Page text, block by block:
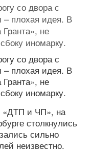
со двора с
плохая идея. В
не
иномарку.
со двора с
плохая идея. В
не
иномарку.
«ДТП и ЧП», на
столкнулись
сильно
неизвестно.